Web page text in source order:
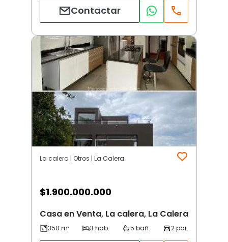
Contactar
La calera | Otros | La Calera
$1.900.000.000
Casa en Venta, La calera, La Calera